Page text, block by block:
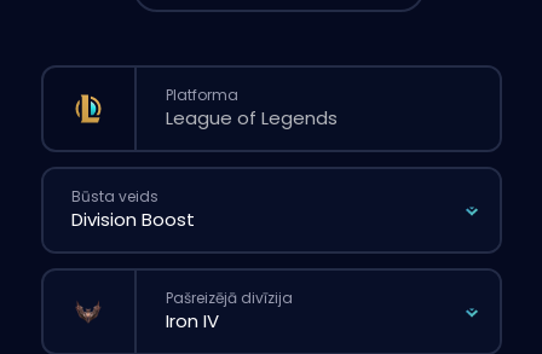
Platforma
Būsta veids
Pašreizējā divīzija